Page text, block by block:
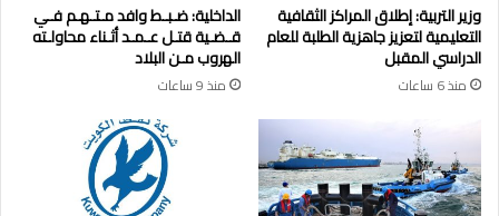
وزير التربية: إطلاق المراكز الثقافية
التعليمية لتعزيز جاهزية الطلبة للعام
الدراسي المقبل
منذ 6 ساعات
الداخلية: ضـبـط وافد مـتـهـم فـي
قـضـية قتـل عـمـد أثـناء محاولـته
الهروب مـن البلاد
منذ 9 ساعات